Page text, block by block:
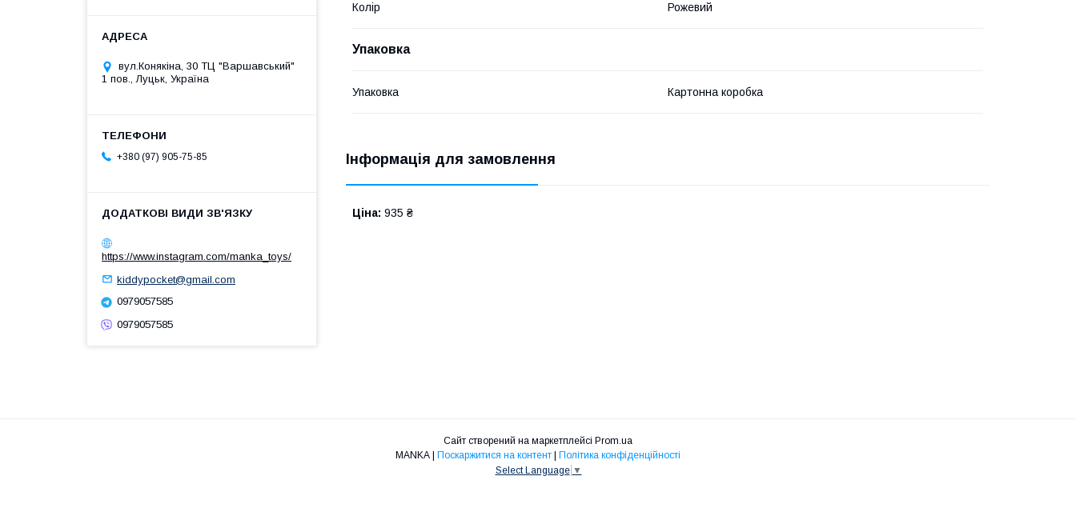
Колір Рожевий
Упаковка
Упаковка Картонна коробка
Інформація для замовлення
Ціна: 935 ₴
вул.Конякіна, 30 ТЦ "Варшавський"
1 пов., Луцьк, Україна
+380 (97) 905-75-85
https://www.instagram.com/manka_toys/
kiddypocket@gmail.com
0979057585
0979057585
Сайт створений на маркетплейсі Prom.ua
Поскаржитися на контент
Політика конфіденційності
Select Language ▼